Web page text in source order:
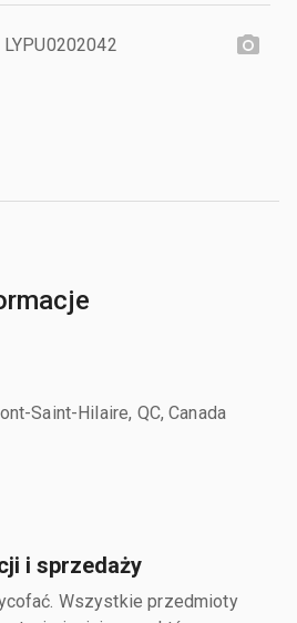
LYPU0202042
Saint-Hilaire, QC, Canada
i sprzedaży
Wszystkie przedmioty